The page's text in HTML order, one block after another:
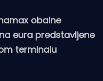
obalne
eura predstavljene
terminalu